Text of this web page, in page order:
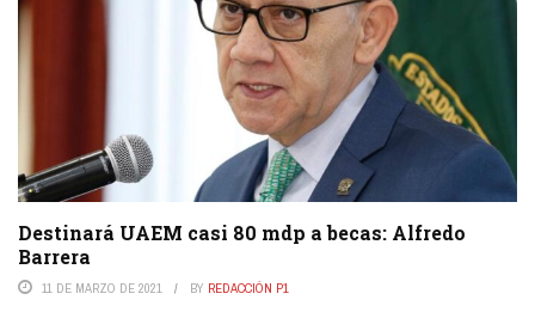
Destinará UAEM casi 80 mdp a becas: Alfredo
Barrera
11 DE MARZO DE 2021 BY REDACCIÓN P1